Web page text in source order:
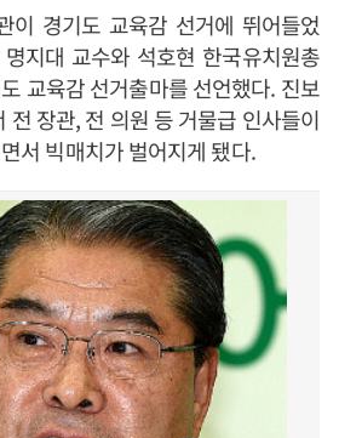
이 경기도 교육감 선거에 뛰어들었
지대 교수와 석호현 한국유치원총
교육감 선거출마를 선언했다. 진보
전 장관, 전 의원 등 거물급 인사들이
서 빅매치가 벌어지게 됐다.